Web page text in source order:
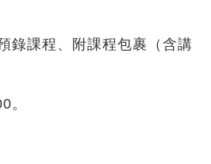
錄課程、附課程包裹（含講
。